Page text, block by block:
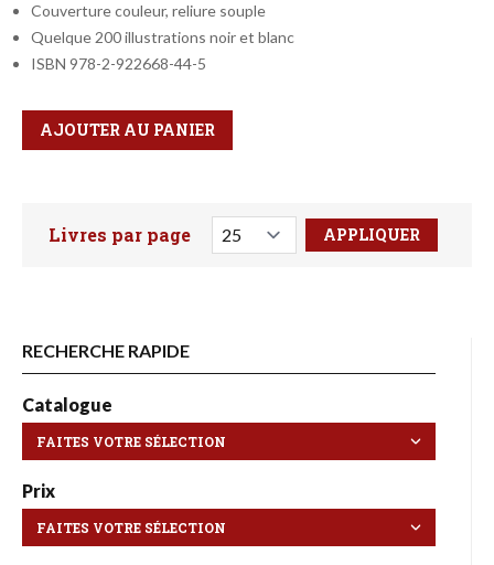
Couverture couleur, reliure souple
Quelque 200 illustrations noir et blanc
ISBN 978-2-922668-44-5
Qté
Format
AJOUTER AU PANIER
Faites votre recherche ici
Livres par page
RECHERCHE RAPIDE
Catalogue
Prix